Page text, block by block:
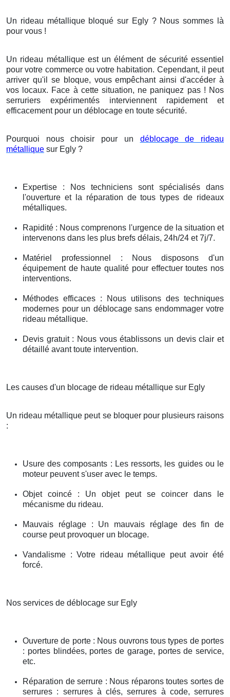
Un rideau métallique bloqué sur Egly ? Nous sommes là
pour vous !
Un rideau métallique est un élément de sécurité essentiel
pour votre commerce ou votre habitation. Cependant, il peut
arriver qu'il se bloque, vous empêchant ainsi d'accéder à
vos locaux. Face à cette situation, ne paniquez pas ! Nos
serruriers expérimentés interviennent rapidement et
efficacement pour un déblocage en toute sécurité.
Pourquoi nous choisir pour un déblocage de rideau
métallique sur Egly ?
Expertise : Nos techniciens sont spécialisés dans
l'ouverture et la réparation de tous types de rideaux
métalliques.
Rapidité : Nous comprenons l'urgence de la situation et
intervenons dans les plus brefs délais, 24h/24 et 7j/7.
Matériel professionnel : Nous disposons d'un
équipement de haute qualité pour effectuer toutes nos
interventions.
Méthodes efficaces : Nous utilisons des techniques
modernes pour un déblocage sans endommager votre
rideau métallique.
Devis gratuit : Nous vous établissons un devis clair et
détaillé avant toute intervention.
Les causes d'un blocage de rideau métallique sur Egly
Un rideau métallique peut se bloquer pour plusieurs raisons
:
Usure des composants : Les ressorts, les guides ou le
moteur peuvent s'user avec le temps.
Objet coincé : Un objet peut se coincer dans le
mécanisme du rideau.
Mauvais réglage : Un mauvais réglage des fin de
course peut provoquer un blocage.
Vandalisme : Votre rideau métallique peut avoir été
forcé.
Nos services de déblocage sur Egly
Ouverture de porte : Nous ouvrons tous types de portes
: portes blindées, portes de garage, portes de service,
etc.
Réparation de serrure : Nous réparons toutes sortes de
serrures : serrures à clés, serrures à code, serrures